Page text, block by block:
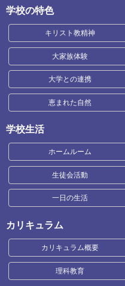
学校の特色
キリスト教精神
大家族体験
大学との連携
恵まれた自然
学校生活
ホームルーム
生徒会活動
一日の生活
カリキュラム
カリキュラム概要
理科教育